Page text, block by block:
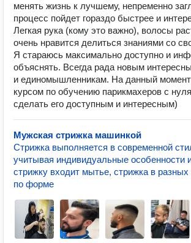
менять жизнь к лучшему, непременно
процесс пойдет гораздо быстрее и
Легкая рука (кому это важно), волосы
очень нравится делиться знаниями со
Я стараюсь максимально доступно и
объяснять. Всегда рада новым
и единомышленникам. На данный
курсом по обучению парикмахеров с
сделать его доступным и интересным)
Мужская стрижка машинкой
Стрижка выполняется в современной
учитывая индивидуальные особенности
стрижку входит мытье, стрижка в
по форме